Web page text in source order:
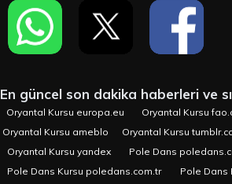
En güncel son dakika haberleri ve
Oryantal Kursu europa.eu Oryantal Kursu
Oryantal Kursu ameblo
Oryantal Kursu
Oryantal Kursu yandex
Pole Dans
Pole Dans Kursu poledans.com.tr
Pole Dans